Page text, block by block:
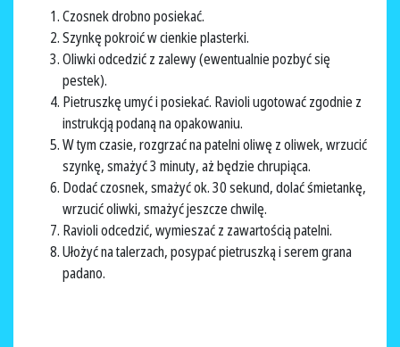
Czosnek drobno posiekać.
Szynkę pokroić w cienkie plasterki.
Oliwki odcedzić z zalewy (ewentualnie pozbyć się
pestek).
Pietruszkę umyć i posiekać. Ravioli ugotować zgodnie z
instrukcją podaną na opakowaniu.
W tym czasie, rozgrzać na patelni oliwę z oliwek, wrzucić
szynkę, smażyć 3 minuty, aż będzie chrupiąca.
Dodać czosnek, smażyć ok. 30 sekund, dolać śmietankę,
wrzucić oliwki, smażyć jeszcze chwilę.
Ravioli odcedzić, wymieszać z zawartością patelni.
Ułożyć na talerzach, posypać pietruszką i serem grana
padano.